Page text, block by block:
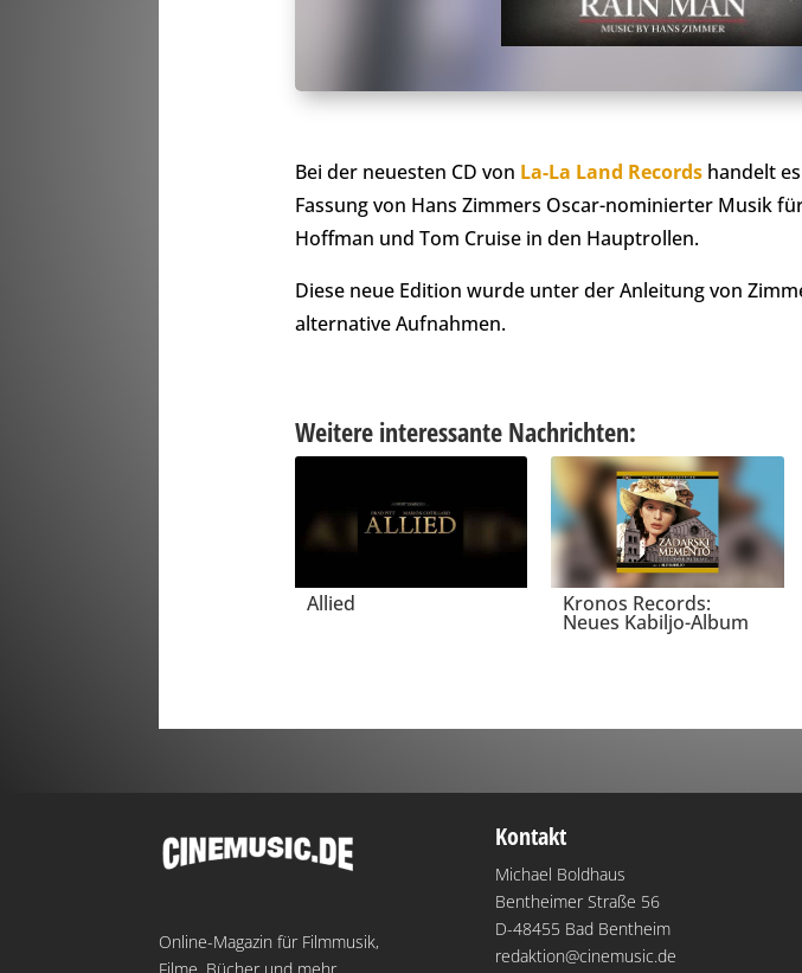
Bei der neuesten CD von La-La Land Recordshandelt
Fassung von Hans Zimmers Oscar-nominierter Musik
Hoffman und Tom Cruise in den Hauptrollen.
Diese neue Edition wurde unter der Anleitung von
alternative Aufnahmen.
Weitere interessante Nachrichten:
Allied Kronos Records:
Neues Kabiljo-Album
Online-Magazin für Filmmusik,
Filme, Bücher und mehr
Kontakt
Michael Boldhaus
Bentheimer Straße 56
D-48455 Bad Bentheim
redaktion@cinemusic.de